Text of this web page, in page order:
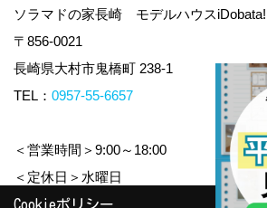
ソラマドの家長崎 モデルハウスiDobata!
〒856-0021
長崎県大村市鬼橋町 238-1
TEL： 0957-55-6657
＜営業時間＞9:00～18:00
＜定休日＞水曜日
Cookieポリシー